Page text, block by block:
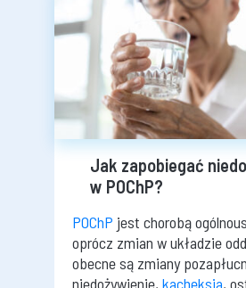
Jak zapobiegać
w POChP?
POChP jest chorobą
oprócz zmian w układzie
obecne są zmiany
niedożywienie, kacheksja,